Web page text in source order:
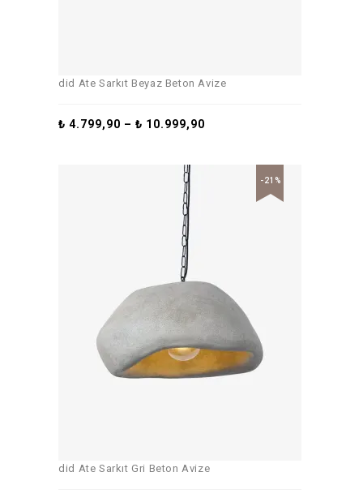
did Ate Sarkıt Beyaz Beton Avize
₺ 4.799,90 –₺ 10.999,90
-21%
did Ate Sarkıt Gri Beton Avize